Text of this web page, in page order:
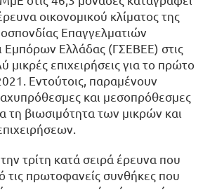
οικονομικού κλίματος της
Επαγγελματιών
Εμπόρων Ελλάδας (ΓΣΕΒΕΕ) στις
μικρές επιχειρήσεις για το πρώτο
Εντούτοις, παραμένουν
και μεσοπρόθεσμες
τη βιωσιμότητα των μικρών και
τρίτη κατά σειρά έρευνα που
τις πρωτοφανείς συνθήκες που